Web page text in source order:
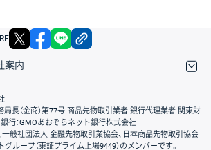
X facebook
案内
ついて
長（金商）第77号 商品先物取引業者 銀行代理業者 関東財
銀行：GMOあおぞらネット銀行株式会社
一般社団法人 金融先物取引業協会、日本商品先物取引協会
ループ（東証プライム上場9449）のメンバーです。